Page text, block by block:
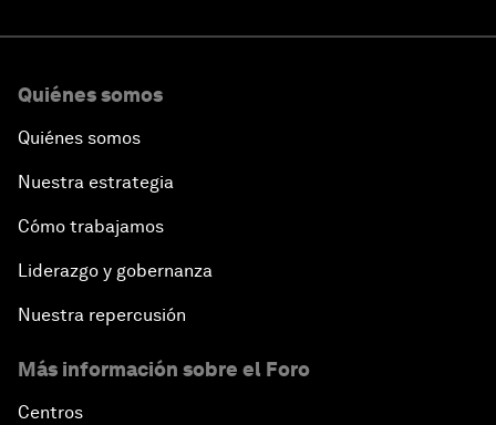
Quiénes somos
Quiénes somos
Nuestra estrategia
Cómo trabajamos
Liderazgo y gobernanza
Nuestra repercusión
Más información sobre el Foro
Centros